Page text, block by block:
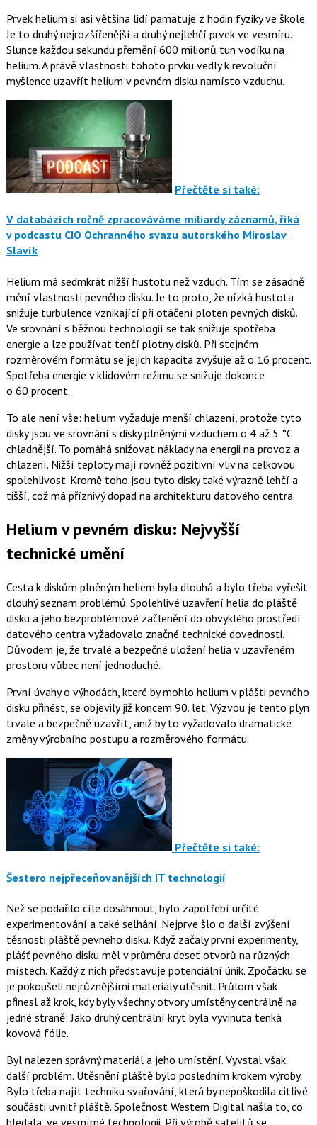
Prvek helium si asi většina lidí pamatuje z hodin fyziky ve škole.
Je to druhý nejrozšířenější a druhý nejlehčí prvek ve vesmíru.
Slunce každou sekundu přemění 600 milionů tun vodíku na
helium. A právě vlastnosti tohoto prvku vedly k revoluční
myšlence uzavřít helium v pevném disku namísto vzduchu.
Přečtěte si také:
V databázích ročně zpracováváme miliardy záznamů, říká
v podcastu CIO Ochranného svazu autorského Miroslav
Slavík
Helium má sedmkrát nižší hustotu než vzduch. Tím se zásadně
mění vlastnosti pevného disku. Je to proto, že nízká hustota
snižuje turbulence vznikající při otáčení ploten pevných disků.
Ve srovnání s běžnou technologií se tak snižuje spotřeba
energie a lze používat tenčí plotny disků. Při stejném
rozměrovém formátu se jejich kapacita zvyšuje až o 16 procent.
Spotřeba energie v klidovém režimu se snižuje dokonce
o 60 procent.
To ale není vše: helium vyžaduje menší chlazení, protože tyto
disky jsou ve srovnání s disky plněnými vzduchem o 4 až 5 °C
chladnější. To pomáhá snižovat náklady na energii na provoz a
chlazení. Nižší teploty mají rovněž pozitivní vliv na celkovou
spolehlivost. Kromě toho jsou tyto disky také výrazně lehčí a
tišší, což má příznivý dopad na architekturu datového centra.
Helium v pevném disku: Nejvyšší
technické umění
Cesta k diskům plněným heliem byla dlouhá a bylo třeba vyřešit
dlouhý seznam problémů. Spolehlivé uzavření helia do pláště
disku a jeho bezproblémové začlenění do obvyklého prostředí
datového centra vyžadovalo značné technické dovednosti.
Důvodem je, že trvalé a bezpečné uložení helia v uzavřeném
prostoru vůbec není jednoduché.
První úvahy o výhodách, které by mohlo helium v plášti pevného
disku přinést, se objevily již koncem 90. let. Výzvou je tento plyn
trvale a bezpečně uzavřít, aniž by to vyžadovalo dramatické
změny výrobního postupu a rozměrového formátu.
Přečtěte si také:
Šestero nejpřeceňovanějších IT technologií
Než se podařilo cíle dosáhnout, bylo zapotřebí určité
experimentování a také selhání. Nejprve šlo o další zvýšení
těsnosti pláště pevného disku. Když začaly první experimenty,
plášť pevného disku měl v průměru deset otvorů na různých
místech. Každý z nich představuje potenciální únik. Zpočátku se
je pokoušeli nejrůznějšími materiály utěsnit. Průlom však
přinesl až krok, kdy byly všechny otvory umístěny centrálně na
jedné straně: Jako druhý centrální kryt byla vyvinuta tenká
kovová fólie.
Byl nalezen správný materiál a jeho umístění. Vyvstal však
další problém. Utěsnění pláště bylo posledním krokem výroby.
Bylo třeba najít techniku svařování, která by nepoškodila citlivé
součásti uvnitř pláště. Společnost Western Digital našla to, co